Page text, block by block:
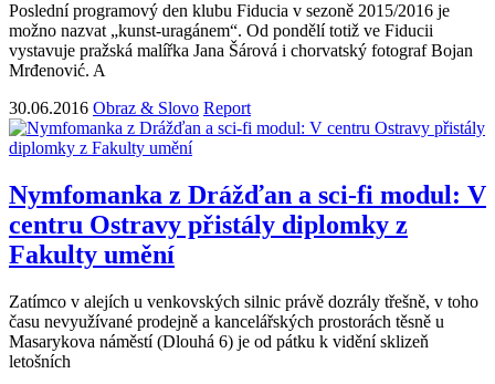
Poslední programový den klubu Fiducia v sezoně 2015/2016 je
možno nazvat „kunst-uragánem“. Od pondělí totiž ve Fiducii
vystavuje pražská malířka Jana Šárová i chorvatský fotograf Bojan
Mrđenović. A
30.06.2016 Obraz & Slovo Report
Nymfomanka z Drážďan a sci-fi modul: V
centru Ostravy přistály diplomky z
Fakulty umění
Zatímco v alejích u venkovských silnic právě dozrály třešně, v toho
času nevyužívané prodejně a kancelářských prostorách těsně u
Masarykova náměstí (Dlouhá 6) je od pátku k vidění sklizeň
letošních